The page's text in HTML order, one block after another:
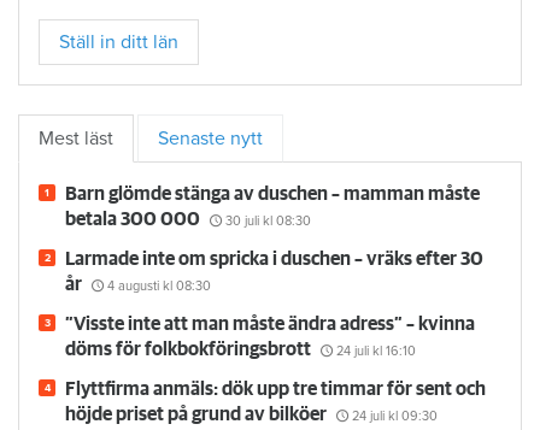
Ställ in ditt län
Mest läst Senaste nytt
Barn glömde stänga av duschen – mamman måste
betala 300 000
30 juli kl 08:30
Larmade inte om spricka i duschen – vräks efter 30
år
4 augusti kl 08:30
”Visste inte att man måste ändra adress” – kvinna
döms för folkbokföringsbrott
24 juli kl 16:10
Flyttfirma anmäls: dök upp tre timmar för sent och
höjde priset på grund av bilköer
24 juli kl 09:30